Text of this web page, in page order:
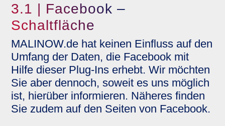
3.1 | Facebook –
Schaltfläche
MALINOW.de hat keinen Einfluss auf den
Umfang der Daten, die Facebook mit
Hilfe dieser Plug-Ins erhebt. Wir möchten
Sie aber dennoch, soweit es uns möglich
ist, hierüber informieren. Näheres finden
Sie zudem auf den Seiten von Facebook.